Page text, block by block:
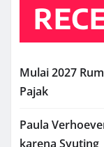
Mulai 2027
Pajak
Paula
karena Syuting